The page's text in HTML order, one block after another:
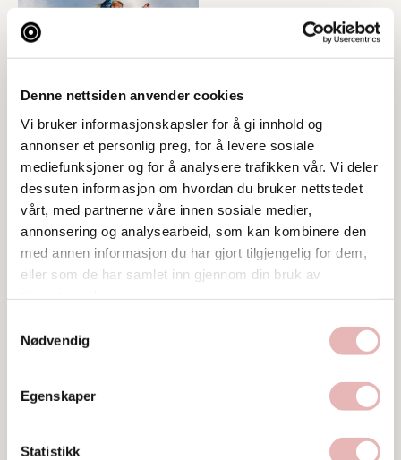
Denne nettsiden anvender cookies
Vi bruker informasjonskapsler for å gi innhold og
annonser et personlig preg, for å levere sosiale
mediefunksjoner og for å analysere trafikken vår. Vi deler
dessuten informasjon om hvordan du bruker nettstedet
vårt, med partnerne våre innen sosiale medier,
annonsering og analysearbeid, som kan kombinere den
med annen informasjon du har gjort tilgjengelig for dem,
eller som de har samlet inn gjennom din bruk av
Nødvendig
Egenskaper
Statistikk